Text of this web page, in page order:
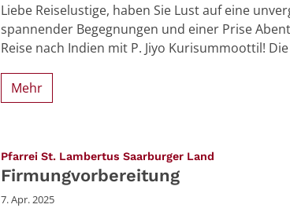
Liebe Reiselustige, haben Sie Lust auf eine
spannender Begegnungen und einer Prise
Reise nach Indien mit P. Jiyo Kurisummoottil!
Mehr
Pfarrei St. Lambertus Saarburger Land:
Firmungvorbereitung
7. Apr. 2025